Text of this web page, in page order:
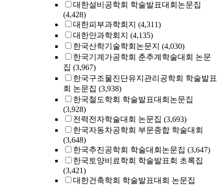
대한설비공학회 학술발표대회논문집
(4,428)
대한피부과학회지 (4,311)
대한안과학회지 (4,135)
한국산학기술학회논문지 (4,030)
한국기계가공학회 춘추계학술대회 논문
집 (3,967)
한국구조물진단유지관리공학회 학술발표
회 논문집 (3,938)
한국철도학회 학술발표대회논문집
(3,928)
전력전자학술대회 논문집 (3,693)
한국자동차공학회 부문종합 학술대회
(3,648)
한국추진공학회 학술대회논문집 (3,647)
한국토양비료학회 학술발표회 초록집
(3,421)
대한건축학회 학술발표대회 논문집